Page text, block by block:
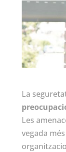
La
Les
vegada